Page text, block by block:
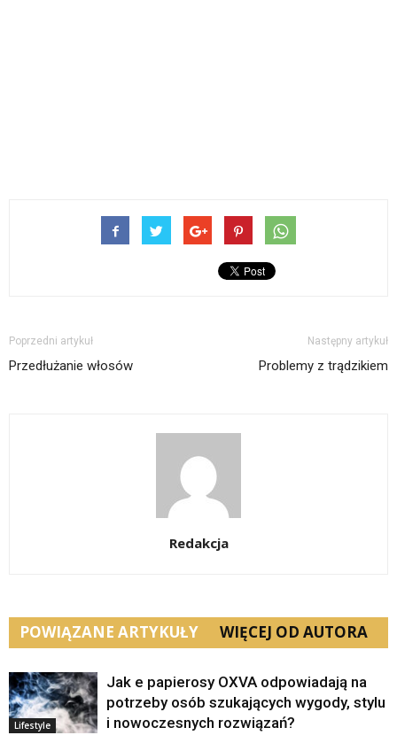
Poprzedni artykuł
Przedłużanie włosów
Następny artykuł
Problemy z trądzikiem
Redakcja
POWIĄZANE ARTYKUŁY WIĘCEJ OD AUTORA
Lifestyle
Jak e papierosy OXVA odpowiadają na
potrzeby osób szukających wygody, stylu
i nowoczesnych rozwiązań?